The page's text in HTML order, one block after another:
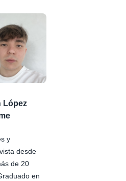
López
y
desde
de 20
en